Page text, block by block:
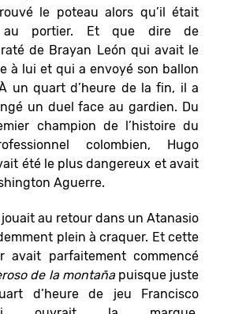
le poteau alors qu’il était
portier. Et que dire de
raté de Brayan León qui avait le
à lui et qui a envoyé son ballon
un quart d’heure de la fin, il a
un duel face au gardien. Du
champion de l’histoire du
colombien, Hugo
été le plus dangereux et avait
Aguerre.
au retour dans un Atanasio
plein à craquer. Et cette
avait parfaitement commencé
de la montañapuisque juste
d’heure de jeu Francisco